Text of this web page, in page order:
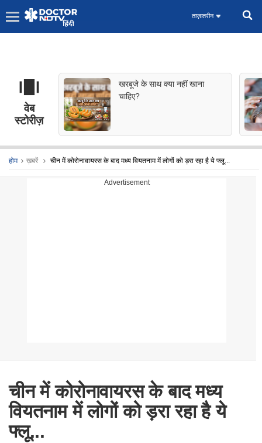
ताज़ातरीन
वेब
स्टोरीज़
खरबूजे के साथ क्या नहीं खाना
चाहिए?
होम ख़बरें चीन में कोरोनावायरस के बाद मध्य वियतनाम में लोगों को ड़रा रहा है ये फ्लू...
Advertisement
चीन में कोरोनावायरस के बाद मध्य
वियतनाम में लोगों को ड़रा रहा है ये
फ्लू...